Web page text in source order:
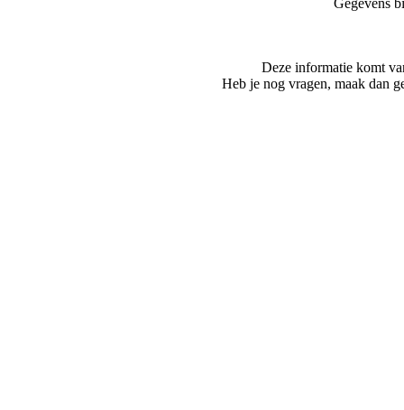
Gegevens
Deze informatie komt
Heb je nog vragen, maak dan